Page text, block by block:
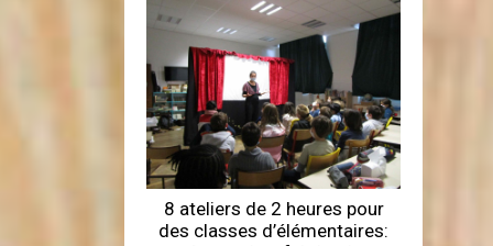
8 ateliers de 2 heures pour
des classes d’élémentaires: